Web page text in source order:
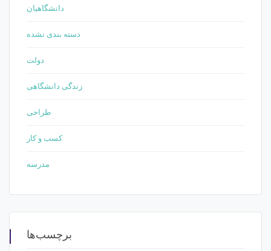
دانشگاهیان
دسته بندی نشده
دولت
زندگی دانشگاهی
طراحی
کسب و کار
مدرسه
برچسب‌ها